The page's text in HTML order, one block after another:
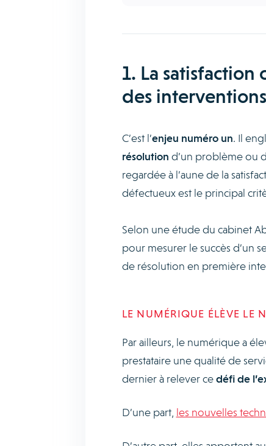
1. La
des interventions
C’est l’enjeu numéro un. Il
résolution d’un problème ou
regardée à l’aune de la
défectueux est le principal
Selon une étude du cabinet
pour mesurer le succès d’un
de résolution en première
LE NUMÉRIQUE ÉLÈVE LE
Par ailleurs, le numérique a
prestataire une qualité de
dernier à relever cedéfi de
D’une part, les nouvelles